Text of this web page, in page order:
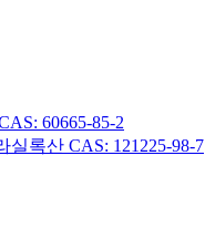
60665-85-2
록산 CAS: 121225-98-7